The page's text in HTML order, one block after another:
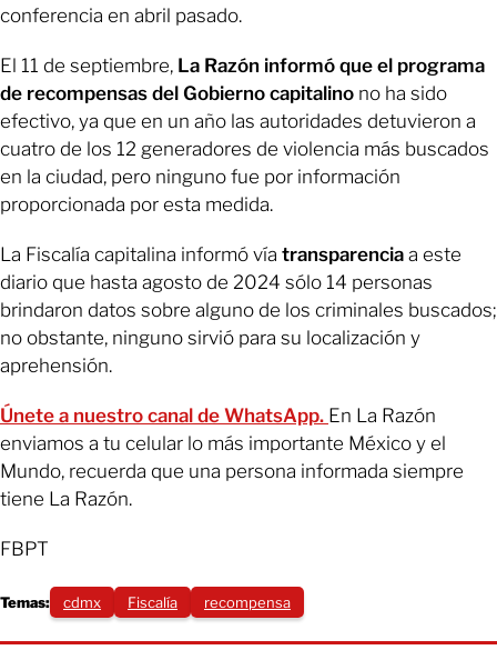
conferencia en abril pasado.
El 11 de septiembre, La Razón informó que el programa
de recompensas del Gobierno capitalino no ha sido
efectivo, ya que en un año las autoridades detuvieron a
cuatro de los 12 generadores de violencia más buscados
en la ciudad, pero ninguno fue por información
proporcionada por esta medida.
La Fiscalía capitalina informó vía transparencia a este
diario que hasta agosto de 2024 sólo 14 personas
brindaron datos sobre alguno de los criminales buscados;
no obstante, ninguno sirvió para su localización y
aprehensión.
Únete a nuestro canal de WhatsApp. En La Razón
enviamos a tu celular lo más importante México y el
Mundo, recuerda que una persona informada siempre
tiene La Razón.
FBPT
Temas: cdmx Fiscalía recompensa